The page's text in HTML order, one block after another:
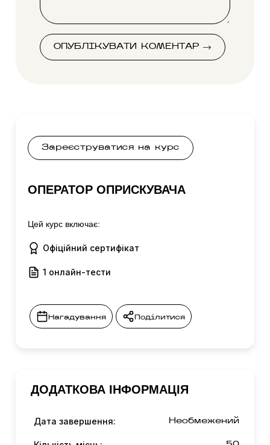
ОПУБЛІКУВАТИ КОМЕНТАР
Зареєструватися на курс
ОПЕРАТОР ОПРИСКУВАЧА
Цей курс включає:
Офіційний сертифікат
1 онлайн-тести
Нагадування Поділитися
ДОДАТКОВА ІНФОРМАЦІЯ
Дата завершення: Необмежений